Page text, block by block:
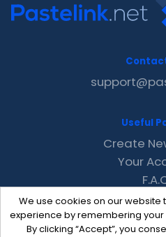
We use cookies on our website
experience by remembering
By clicking “Accept”, you
Useful
Create
Your